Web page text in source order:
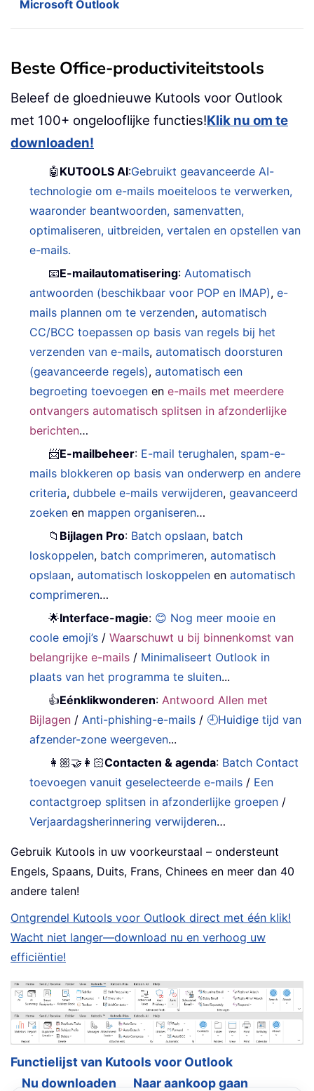
Microsoft Outlook
Beste Office-productiviteitstools
Beleef de gloednieuwe Kutools voor Outlook
met 100+ ongelooflijke functies!Klik nu om te
downloaden!
🤖 KUTOOLS AI:Gebruikt geavanceerde AI-
technologie om e-mails moeiteloos te verwerken,
waaronder beantwoorden, samenvatten,
optimaliseren, uitbreiden, vertalen en opstellen van
e-mails.
📧E-mailautomatisering: Automatisch
antwoorden (beschikbaar voor POP en IMAP),e-
mails plannen om te verzenden,automatisch
CC/BCC toepassen op basis van regels bij het
verzenden van e-mails,automatisch doorsturen
(geavanceerde regels),automatisch een
begroeting toevoegen ene-mails met meerdere
ontvangers automatisch splitsen in afzonderlijke
berichten…
📨E-mailbeheer: E-mail terughalen, spam-e-
mails blokkeren op basis van onderwerp en andere
criteria,dubbele e-mails verwijderen,geavanceerd
zoeken en mappen organiseren…
📁 Bijlagen Pro: Batch opslaan, batch
loskoppelen, batch comprimeren,automatisch
opslaan,automatisch loskoppelen enautomatisch
comprimeren…
🌟Interface-magie: 😊 Nog meer mooie en
coole emoji’s /Waarschuwt u bij binnenkomst van
belangrijke e-mails / Minimaliseert Outlook in
plaats van het programma te sluiten...
👍Eénklikwonderen: Antwoord Allen met
Bijlagen / Anti-phishing-e-mails / 🕘Huidige tijd van
afzender-zone weergeven...
👩🏼‍🤝‍👩🏻Contacten & agenda: Batch Contact
toevoegen vanuit geselecteerde e-mails / Een
contactgroep splitsen in afzonderlijke groepen /
Verjaardagsherinnering verwijderen…
Gebruik Kutools in uw voorkeurstaal – ondersteunt
Engels, Spaans, Duits, Frans, Chinees en meer dan 40
andere talen!
Ontgrendel Kutools voor Outlook direct met één klik!
Wacht niet langer—download nu en verhoog uw
efficiëntie!
Functielijst van Kutools voor Outlook
Nu downloaden
Naar aankoop gaan